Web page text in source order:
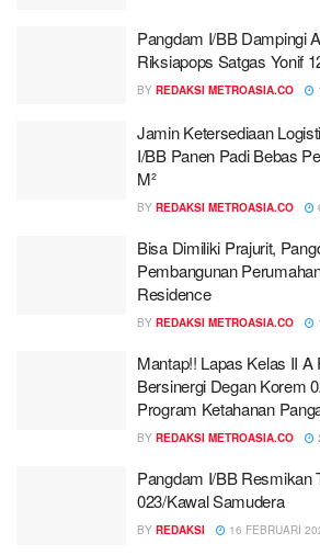
Pangdam I/BB Dampingi
Riksiapops Satgas Yonif
BY REDAKSI METROASIA.CO
Jamin Ketersediaan
I/BB Panen Padi Bebas
M²
BY REDAKSI METROASIA.CO
Bisa Dimiliki Prajurit,
Pembangunan
Residence
BY REDAKSI METROASIA.CO
Mantap!! Lapas Kelas II
Bersinergi Degan Korem
Program Ketahanan
BY REDAKSI METROASIA.CO
Pangdam I/BB Resmikan
023/Kawal Samudera
BY REDAKSI 16 FEBRUARI